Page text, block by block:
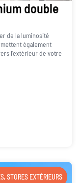
double
de la luminosité
également
l’extérieur de votre
,STORES EXTÉRIEURS